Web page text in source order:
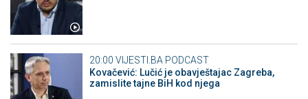
20:00 VIJESTI.BA PODCAST
Kovačević: Lučić je obavještajac Zagreba,
zamislite tajne BiH kod njega